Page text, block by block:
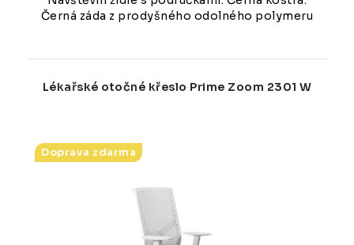
Černá záda z prodyšného odolného polymeru
Lékařské otočné křeslo Prime Zoom 2301 W
Doprava zdarma